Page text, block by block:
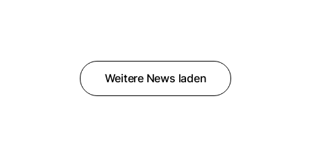
Weitere News laden